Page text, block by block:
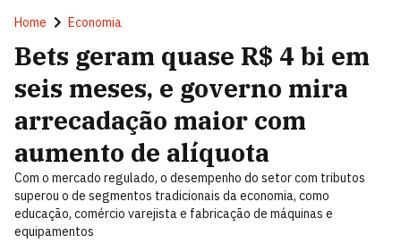
Home Economia
Bets geram quase R$ 4 bi em
seis meses, e governo mira
arrecadação maior com
aumento de alíquota
Com o mercado regulado, o desempenho do setor com tributos
superou o de segmentos tradicionais da economia, como
educação, comércio varejista e fabricação de máquinas e
equipamentos